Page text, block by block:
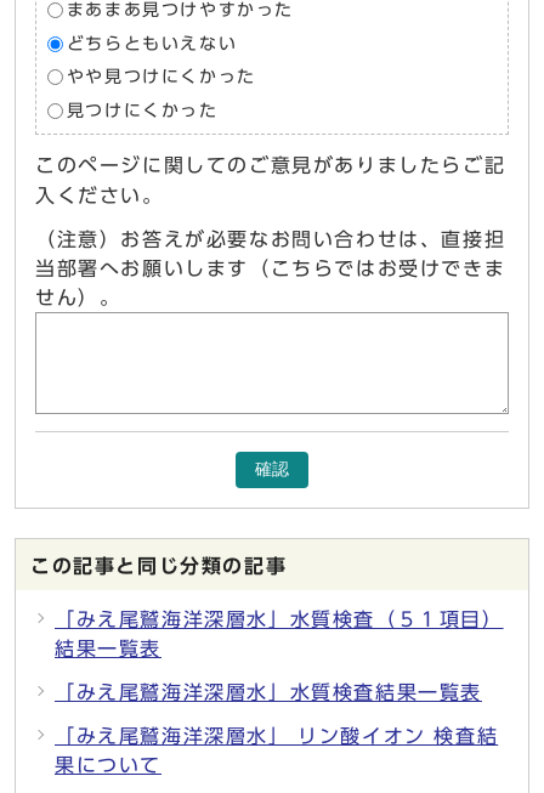
まあまあ見つけやすかった
どちらともいえない
やや見つけにくかった
見つけにくかった
このページに関してのご意見がありましたらご記
入ください。
（注意）お答えが必要なお問い合わせは、直接担
当部署へお願いします（こちらではお受けできま
せん）。
確認
この記事と同じ分類の記事
「みえ尾鷲海洋深層水」水質検査（５１項目）
結果一覧表
「みえ尾鷲海洋深層水」水質検査結果一覧表
「みえ尾鷲海洋深層水」 リン酸イオン 検査結
果について